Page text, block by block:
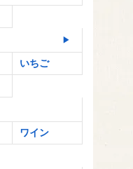
いちご
ワイン